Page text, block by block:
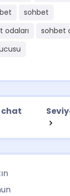
sohbet
odaları
sohbet
chat